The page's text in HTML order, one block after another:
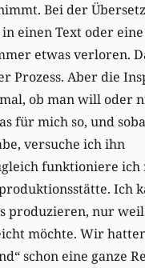
Bei der
einen Text oder eine
etwas verloren.
Prozess. Aber die
ob man will oder
für mich so, und
versuche ich ihn
funktioniere ich
Ich
produzieren, nur weil
möchte. Wir
schon eine ganze